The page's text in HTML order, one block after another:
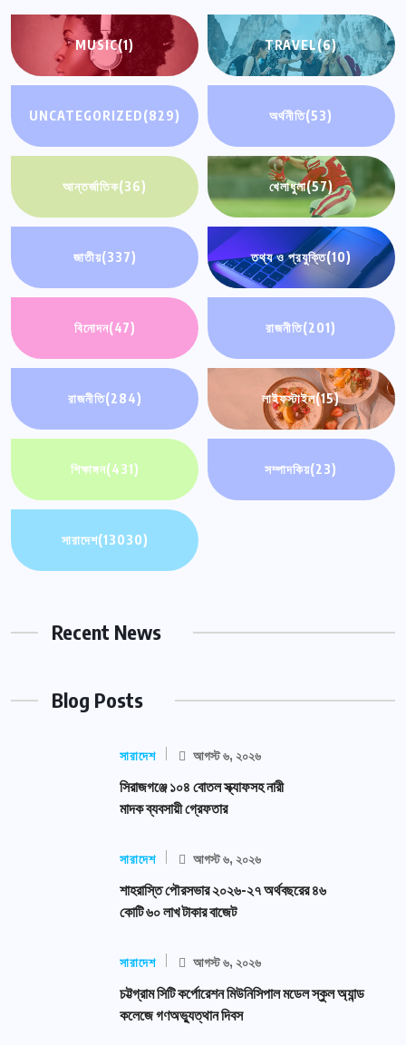
MUSIC(1) TRAVEL(6)
UNCATEGORIZED(829) অর্থনীতি(53)
আন্তর্জাতিক(36) খেলাধুলা(57)
জাতীয়(337) তথ্য ও প্রযুক্তি(10)
বিনোদন(47) রাজনীতি(201)
রাজনীতি(284) লাইফস্টাইল(15)
শিক্ষাঙ্গন(431) সম্পাদকিয়(23)
সারাদেশ(13030)
Recent News
Blog Posts
সারাদেশ আগস্ট ৬, ২০২৬
সিরাজগঞ্জে ১০৪ বোতল স্ক্যাফসহ নারী
মাদক ব্যবসায়ী গ্রেফতার
সারাদেশ আগস্ট ৬, ২০২৬
শাহরাস্তি পৌরসভার ২০২৬-২৭ অর্থবছরের ৪৬
কোটি ৬০ লাখ টাকার বাজেট
সারাদেশ আগস্ট ৬, ২০২৬
চট্টগ্রাম সিটি কর্পোরেশন মিউনিসিপাল মডেল স্কুল অ্যান্ড
কলেজে গণঅভ্যুত্থান দিবস